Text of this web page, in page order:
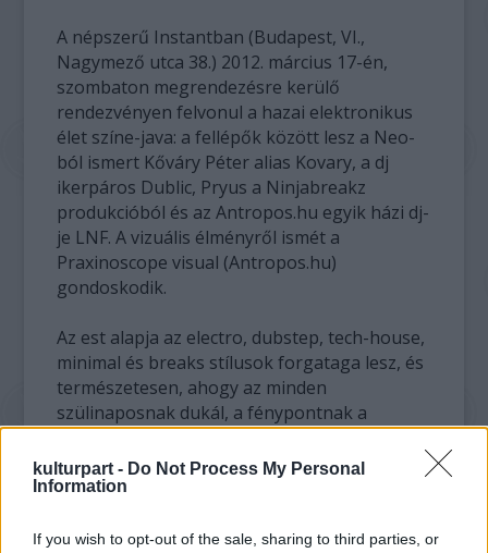
kulturpart - Do Not Process My Personal
Information
If you wish to opt-out of the sale, sharing to third parties, or
A népszerű Instantban (Budapest, VI.,
Nagymező utca 38.) 2012. március 17-én,
szombaton megrendezésre kerülő
rendezvényen felvonul a hazai elektronikus
élet színe-java: a fellépők között lesz a Neo-
ból ismert Kőváry Péter alias Kovary, a dj
ikerpáros Dublic, Pryus a Ninjabreakz
produkcióból és az Antropos.hu egyik házi dj-
je LNF. A vizuális élményről ismét a
Praxinoscope visual (Antropos.hu)
gondoskodik.
Az est alapja az electro, dubstep, tech-house,
minimal és breaks stílusok forgataga lesz, és
természetesen, ahogy az minden
szülinaposnak dukál, a fénypontnak a
Az eseményen tortával, tűzijátékkal és
Antropos.hu készítői!